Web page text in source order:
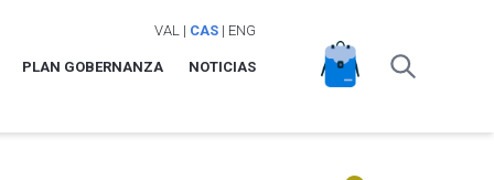
VAL | CAS| ENG
PLAN GOBERNANZA NOTICIAS